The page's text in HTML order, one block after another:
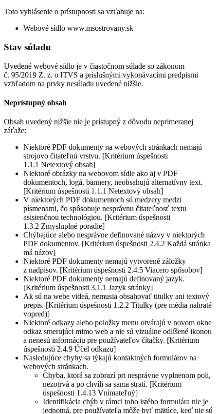
Toto vyhlásenie o prístupnosti sa vzťahuje na:
Webové sídlo www.msostrovany.sk
Stav súladu
Uvedené webové sídlo je v čiastočnom súlade so zákonom
č. 95/2019 Z. z. o ITVS a príslušnými vykonávacími predpismi
vzhľadom na prvky nesúladu uvedené nižšie.
Neprístupný obsah
Obsah uvedený nižšie nie je prístupný z dôvodu neprimeranej
záťaže:
Niektoré PDF dokumenty na webových stránkach nemajú
strojovo čitateľnú vrstvu. [Kritérium úspešnosti
1.1.1 Netextový obsah]
Niektoré obrázky na webovom sídle ako aj v PDF
dokumentoch, logá, bannery, neobsahujú alternatívny text.
[Kritérium úspešnosti 1.1.1 Netextový obsah]
V niektorých PDF dokumentoch sú medzery medzi
písmenami, čo spôsobuje nesprávnu čitateľnosť textu
asistenčnou technológiou. [Kritérium úspešnosti
1.3.2 Zmysluplné poradie]
Chýbajúce alebo nesprávne definované názvy v niektorých
PDF dokumentov. [Kritérium úspešnosti 2.4.2 Každá stránka
má názov]
Niektoré PDF dokumenty nemajú vytvorené záložky
z nadpisov. [Kritérium úspešnosti 2.4.5 Viacero spôsobov]
Niektoré PDF dokumenty nemajú definovaný jazyk.
[Kritérium úspešnosti 3.1.1 Jazyk stránky]
Ak sú na webe videá, nemusia obsahovať titulky ani textový
prepis. [Kritérium úspešnosti 1.2.2 Titulky (pre média nahraté
vopred)]
Niektoré odkazy alebo položky menu otvárajú v novom okne
odkaz smerujúci mimo web a nie sú vizuálne odlíšené ikonou
a nenesú informáciu pre používateľov čítačky. [Kritérium
úspešnosti 2.4.9 Účel odkazu]
Nasledujúce chyby sa týkajú kontaktných formulárov na
webových stránkach.
Chyba, ktorá sa zobrazí pri nesprávne vyplnenom poli,
nezotrvá a po chvíli sa sama stratí. [Kritérium
úspešnosti 1.4.13 Vnímateľný]
Identifikácia chýb v rámci toho istého formulára nie je
jednotná, pre používateľa môže byť mätúce, keď nie sú